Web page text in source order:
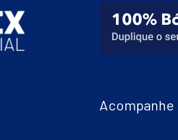
Acompanhe